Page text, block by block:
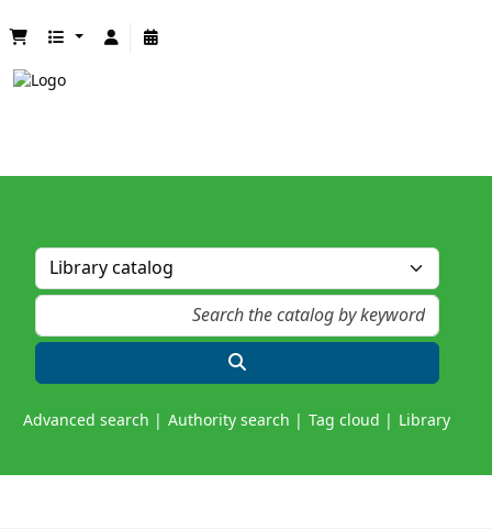
Advanced search Authority search Tag cloud Library